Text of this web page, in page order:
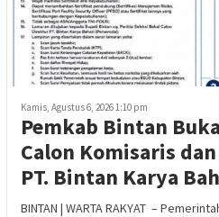
Kamis, Agustus 6, 2026 1:10 pm
Pemkab Bintan
Calon Komisaris
PT. Bintan Karya
BINTAN | WARTA RAKYAT –